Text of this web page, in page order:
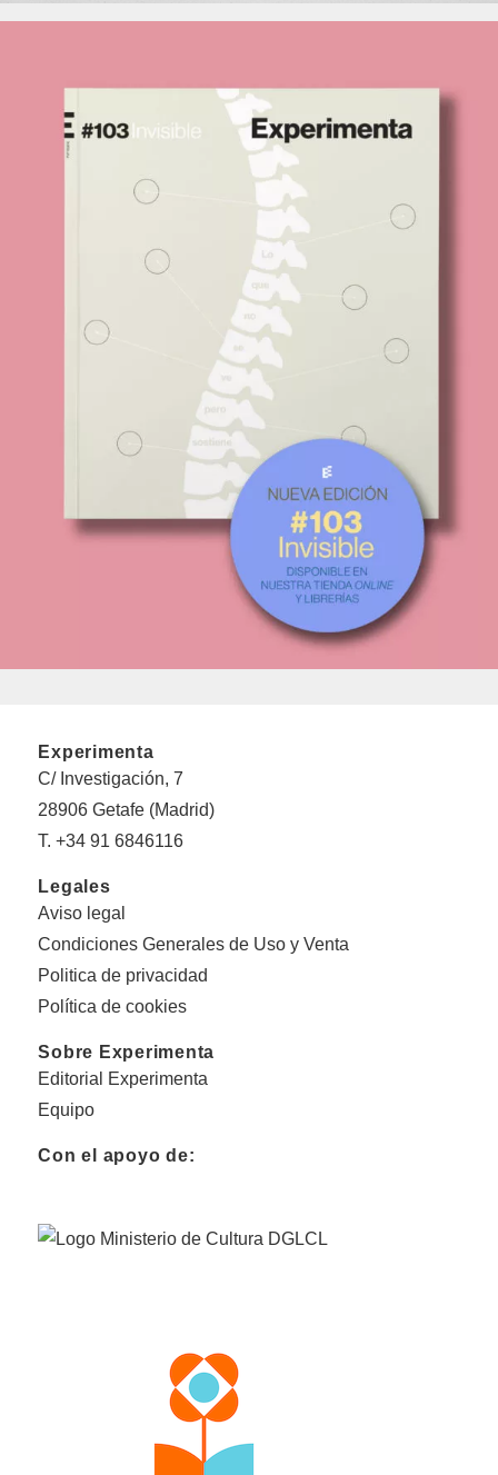
Experimenta
C/ Investigación, 7
28906 Getafe (Madrid)
T. +34 91 6846116
Legales
Aviso legal
Condiciones Generales de Uso y Venta
Politica de privacidad
Política de cookies
Sobre Experimenta
Editorial Experimenta
Equipo
Con el apoyo de: